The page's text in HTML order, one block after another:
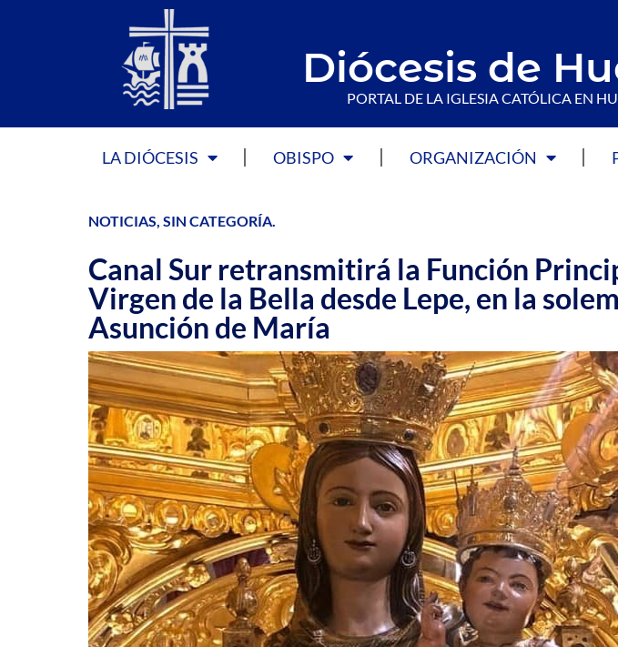
Diócesis de
PORTAL DE LA IGLESIA CATÓLICA EN
LA DIÓCESIS OBISPO ORGANIZACIÓN
NOTICIAS, SIN CATEGORÍA.
Canal Sur retransmitirá la Función
Virgen de la Bella desde Lepe, en la
Asunción de María